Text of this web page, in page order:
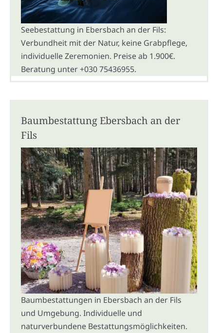
Seebestattung in Ebersbach an der Fils:
Verbundheit mit der Natur, keine Grabpflege,
individuelle Zeremonien. Preise ab 1.900€.
Beratung unter +030 75436955.
Baumbestattung Ebersbach an der
Fils
Baumbestattungen in Ebersbach an der Fils
und Umgebung. Individuelle und
naturverbundene Bestattungsmöglichkeiten.